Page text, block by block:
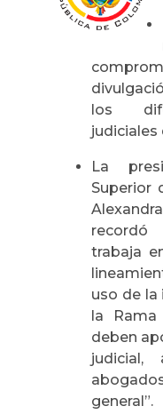
los
judiciales
La
Superior
recordó
trabaja
uso de la
la
deben
general”.